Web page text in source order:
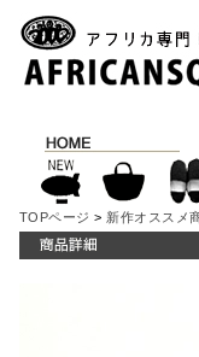
TOPページ > 新作オススメ